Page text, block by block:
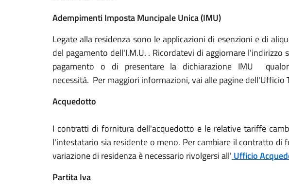
Adempimenti Imposta Muncipale Unica (IMU)
Legate alla residenza sono le applicazioni di esenzioni e di
del pagamento dell'I.M.U. . Ricordatevi di aggiornare l'indirizzo
pagamento o di presentare la dichiarazione IMU
necessità. Per maggiori informazioni, vai alle pagine dell'Ufficio
Acquedotto
I contratti di fornitura dell'acquedotto e le relative tariffe
l'intestatario sia residente o meno. Per cambiare il contratto di
variazione di residenza è necessario rivolgersi all' Ufficio
Partita Iva